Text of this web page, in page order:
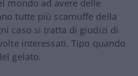
mondo ad avere delle
tutte più scamuffe della
caso si tratta di giudizi di
interessati. Tipo quando
gelato.